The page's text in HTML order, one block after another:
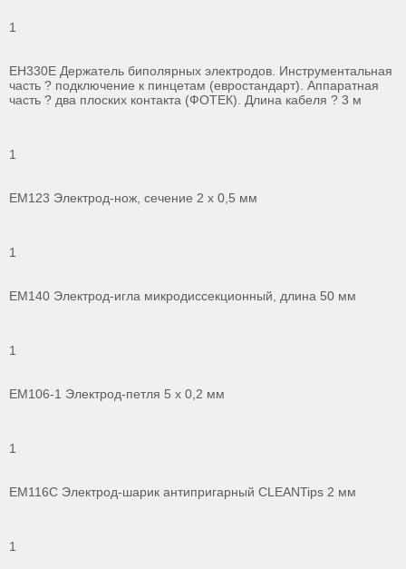
1
ЕН330Е Держатель биполярных электродов. Инструментальная
часть ? подключение к пинцетам (евростандарт). Аппаратная
часть ? два плоских контакта (ФОТЕК). Длина кабеля ? 3 м
1
ЕМ123 Электрод-нож, сечение 2 х 0,5 мм
1
ЕМ140 Электрод-игла микродиссекционный, длина 50 мм
1
ЕМ106-1 Электрод-петля 5 х 0,2 мм
1
ЕМ116С Электрод-шарик антипригарный CLEANTips 2 мм
1